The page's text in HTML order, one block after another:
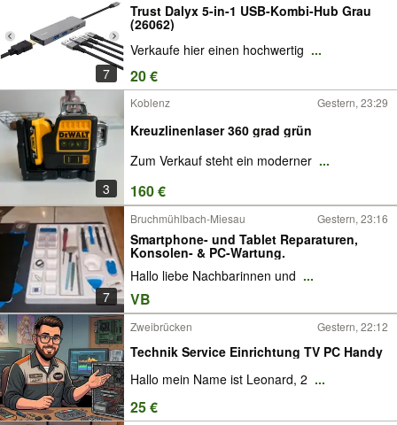
7
Trust Dalyx 5-in-1 USB-Kombi-Hub Grau
(26062)
Verkaufe hier einen hochwertig ...
20 €
3
Koblenz Gestern, 23:29
Kreuzlinenlaser 360 grad grün
Zum Verkauf steht ein moderner ...
160 €
7
Bruchmühlbach-Miesau Gestern, 23:16
Smartphone- und Tablet Reparaturen,
Konsolen- & PC-Wartung.
​Hallo liebe Nachbarinnen und ...
VB
Zweibrücken Gestern, 22:12
Technik Service Einrichtung TV PC Handy
Hallo mein Name ist Leonard, 2 ...
25 €